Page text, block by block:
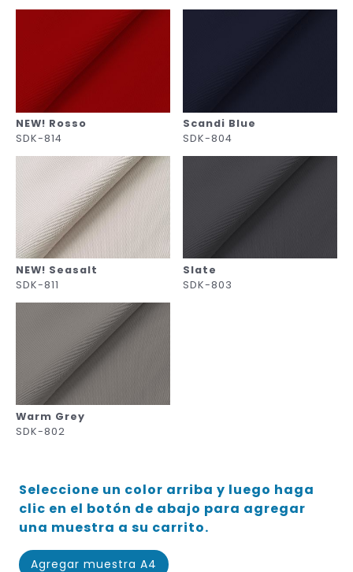
NEW! Rosso
SDK-814
Scandi Blue
SDK-804
NEW! Seasalt
SDK-811
Slate
SDK-803
Warm Grey
SDK-802
Seleccione un color arriba y luego haga
clic en el botón de abajo para agregar
una muestra a su carrito.
Agregar muestra A4